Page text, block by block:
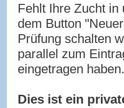
Fehlt Ihre Zucht
dem Button
Prüfung schalten
parallel zum
eingetragen haben.
Dies ist ein